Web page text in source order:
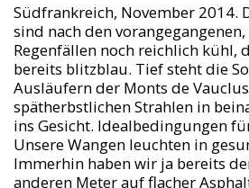
Südfrankreich, November 2014.
sind nach den
Regenfällen noch reichlich kühl,
bereits blitzblau. Tief steht die
Ausläufern der Monts de
spätherbstlichen Strahlen in
ins Gesicht. Idealbedingungen
Unsere Wangen leuchten in
Immerhin haben wir ja bereits
anderen Meter auf flacher